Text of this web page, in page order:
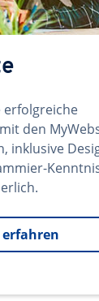
erfolgreiche
den
inklusive